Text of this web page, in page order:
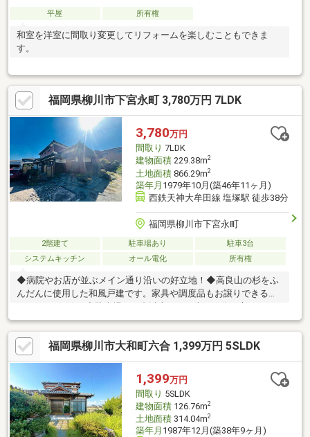
平屋 所有権
和室を洋室に間取り変更してリフォームを楽しむこともできま
す。
福岡県柳川市下宮永町 3,780万円 7LDK
3,780万円
間取り 7LDK
建物面積229.38m2
土地面積866.29m2
築年月 1979年10月(築46年11ヶ月)
西鉄天神大牟田線 塩塚駅 徒歩38分
福岡県柳川市下宮永町
2階建て 駐車場あり
駐車3台
システムキッチン
オール電化 所有権
◆病院やお店が並ぶメイン通り沿いの好立地！◆高良山の杉をふ
んだんに使用した和風戸建です。家具や調度品もお譲りできるも
ます） 別棟でガレージ車庫があります。◆部屋数が多いので人
数が多いご家族や二世帯住宅にもおすすめです♪◆大規模な内装
リフォーム歴があります(^^) 家計に優しいオール電化住宅です。
◆立派な庭石のあるお庭があります。家庭菜園や庭を楽しみたい
方におすすめ！◆陽当たりの良いサンルームや広縁もあります。
◆小学校、保育園、スーパー、病院もすぐ近くです♪◆川下りや
観光名所も多い注目エリア「柳川」に住んでみませんか？
福岡県柳川市大和町六合 1,399万円 5SLDK
1,399万円
間取り 5SLDK
建物面積126.76m2
土地面積314.04m2
築年月 1987年12月(築38年9ヶ月)